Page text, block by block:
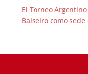
El Torneo
Balseiro como